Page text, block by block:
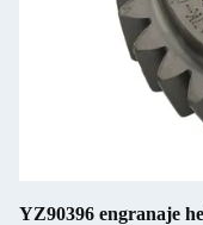
YZ90396 engranaje